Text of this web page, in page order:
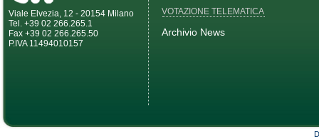
Viale Elvezia, 12 - 20154 Milano
Tel. +39 02 266.265.1
Fax +39 02 266.265.50
P.IVA 11494010157
VOTAZIONE TELEMATICA
Archivio News